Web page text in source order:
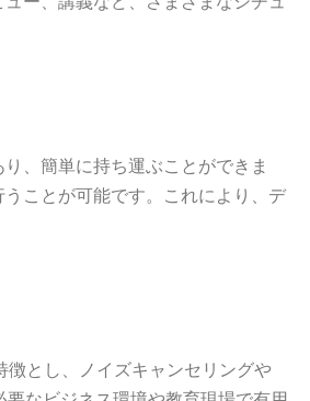
、簡単に持ち運ぶことができま
ことが可能です。これにより、デ
徴とし、ノイズキャンセリングや